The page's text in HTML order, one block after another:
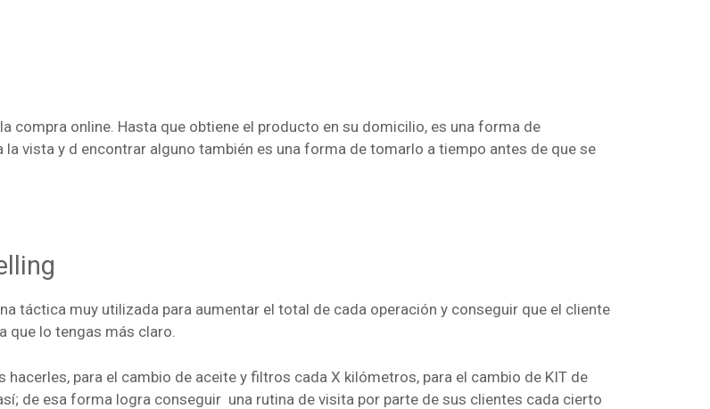
compra online. Hasta que obtiene el producto en su domicilio, es una forma de
vista y d encontrar alguno también es una forma de tomarlo a tiempo antes de que se
táctica muy utilizada para aumentar el total de cada operación y conseguir que el cliente
que lo tengas más claro.
para el cambio de aceite y filtros cada X kilómetros, para el cambio de KIT de
de esa forma logra conseguir una rutina de visita por parte de sus clientes cada cierto